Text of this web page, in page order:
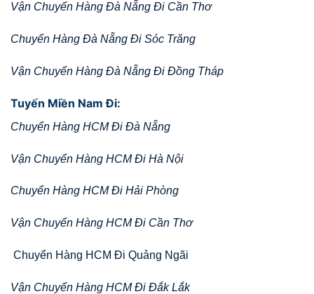
Vận Chuyển Hàng Đà Nẵng Đi Cần Thơ
Chuyển Hàng Đà Nẵng Đi Sóc Trăng
Vận Chuyển Hàng Đà Nẵng Đi Đồng Tháp
Tuyến Miền Nam Đi:
Chuyển Hàng HCM Đi Đà Nẵng
Vận Chuyển Hàng HCM Đi Hà Nội
Chuyển Hàng HCM Đi Hải Phòng
Vận Chuyển Hàng HCM Đi Cần Thơ
Chuyển Hàng HCM Đi Quảng Ngãi
Vận Chuyển Hàng HCM Đi Đắk Lắk